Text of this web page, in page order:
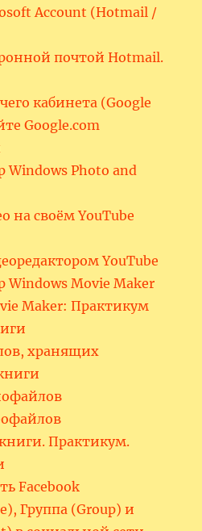
Account (Hotmail /
почтой Hotmail.
кабинета (Google
Google.com
Windows Photo and
на своём YouTube
YouTube
Windows Movie Maker
Maker: Практикум
хранящих
Практикум.
Facebook
Группа (Group) и